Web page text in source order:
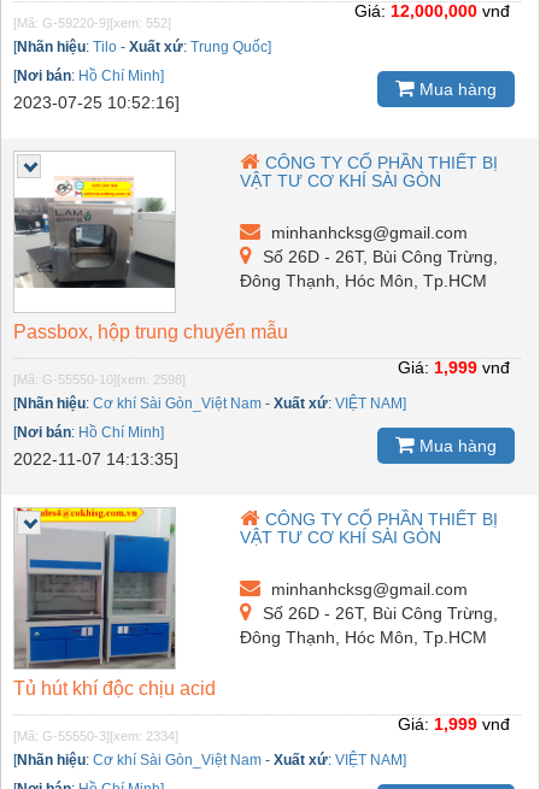
[Mã: G-59220-9] [xem: 552]
[Nhãn hiệu: Tilo - Xuất xứ: Trung Quốc]
[Nơi bán: Hồ Chí Minh]
2023-07-25 10:52:16]
Giá: 12,000,000 vnđ
Mua hàng
CÔNG TY CỔ PHẦN THIẾT BỊ
VẬT TƯ CƠ KHÍ SÀI GÒN
minhanhcksg@gmail.com
Số 26D - 26T, Bùi Công Trừng,
Đông Thạnh, Hóc Môn, Tp.HCM
Passbox, hộp trung chuyển mẫu
[Mã: G-55550-10] [xem: 2598]
[Nhãn hiệu: Cơ khí Sài Gòn_Việt Nam - Xuất xứ: VIỆT NAM]
[Nơi bán: Hồ Chí Minh]
2022-11-07 14:13:35]
Giá: 1,999 vnđ
Mua hàng
CÔNG TY CỔ PHẦN THIẾT BỊ
VẬT TƯ CƠ KHÍ SÀI GÒN
minhanhcksg@gmail.com
Số 26D - 26T, Bùi Công Trừng,
Đông Thạnh, Hóc Môn, Tp.HCM
Tủ hút khí độc chịu acid
[Mã: G-55550-3] [xem: 2334]
[Nhãn hiệu: Cơ khí Sài Gòn_Việt Nam - Xuất xứ: VIỆT NAM]
Giá: 1,999 vnđ